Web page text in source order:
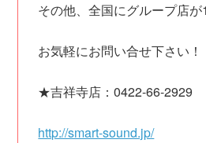
その他、全国にグループ店が
お気軽にお問い合せ下さい！
★吉祥寺店：0422-66-2929
http://smart-sound.jp/